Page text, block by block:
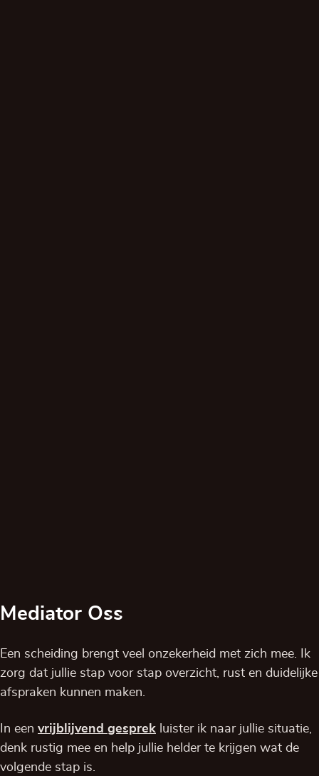
Mediator Oss
Een scheiding brengt veel onzekerheid met zich mee. Ik
zorg dat jullie stap voor stap overzicht, rust en duidelijke
afspraken kunnen maken.
In een vrijblijvend gesprek luister ik naar jullie situatie,
denk rustig mee en help jullie helder te krijgen wat de
volgende stap is.